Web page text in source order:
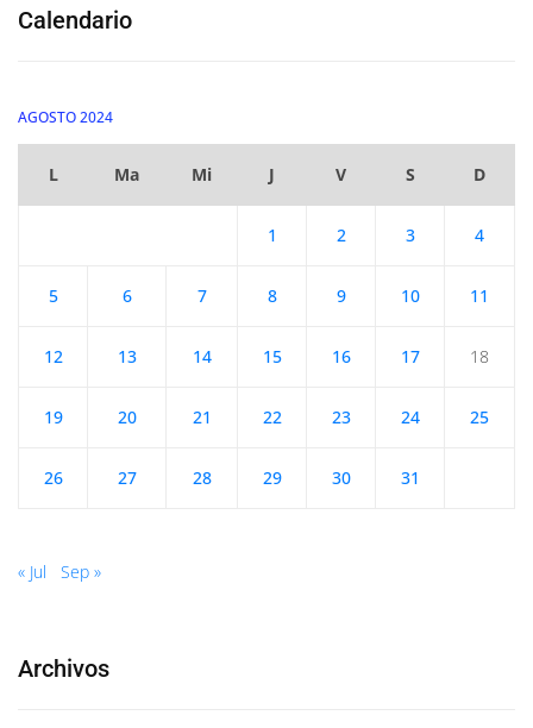
Calendario
AGOSTO 2024
L Ma Mi J V S D
1 2 3 4
5 6 7 8 9 10 11
12 13 14 15 16 17 18
19 20 21 22 23 24 25
26 27 28 29 30 31
« Jul Sep »
Archivos